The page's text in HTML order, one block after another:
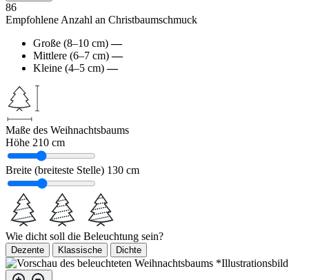
86
Empfohlene Anzahl an Christbaumschmuck
Große (8–10 cm) —
Mittlere (6–7 cm) —
Kleine (4–5 cm) —
Maße des Weihnachtsbaums
Höhe 210 cm
Breite (breiteste Stelle) 130 cm
Wie dicht soll die Beleuchtung sein?
Dezente Klassische Dichte
*Illustrationsbild